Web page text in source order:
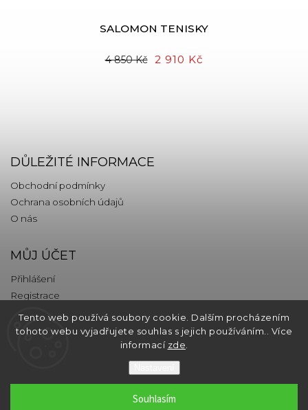
Tento web používá soubory cookie. Dalším procházením
tohoto webu vyjadřujete souhlas s jejich používáním.. Více
informací zde
Souhlasím
SALOMON TENISKY
4 850 Kč 2 910 Kč
DŮLEŽITÉ INFORMACE
Obchodní podmínky
Ochrana osobních údajů
O nás
MŮJ ÚČET
Přihlášení
Registrace
KONTAKT
thebrands.com. Všechna práva vyhrazena.